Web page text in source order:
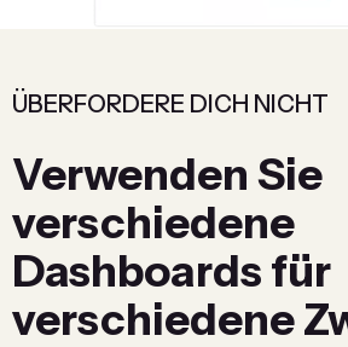
ÜBERFORDERE DICH NICHT
Verwenden Sie
verschiedene
Dashboards für
verschiedene